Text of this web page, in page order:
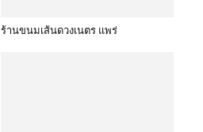
ร้านขนมเส้นดวงเนตร แพร่